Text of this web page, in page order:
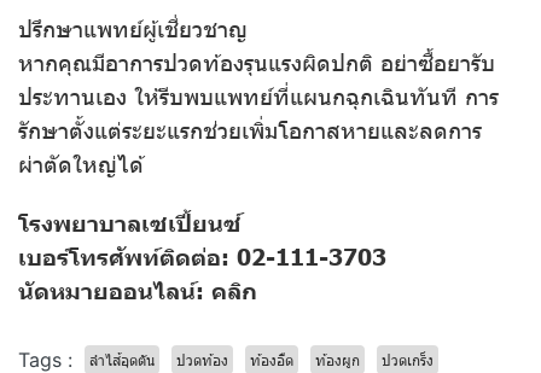
ปรึกษาแพทย์ผู้เชี่ยวชาญ
หากคุณมีอาการปวดท้องรุนแรงผิดปกติ อย่าซื้อยารับ
ประทานเอง ให้รีบพบแพทย์ที่แผนกฉุกเฉินทันที การ
รักษาตั้งแต่ระยะแรกช่วยเพิ่มโอกาสหายและลดการ
ผ่าตัดใหญ่ได้
โรงพยาบาลเซเปี้ยนซ์
เบอร์โทรศัพท์ติดต่อ: 02-111-3703
นัดหมายออนไลน์: คลิก
Tags : ลำไส้อุดตัน ปวดท้อง ท้องอืด ท้องผูก
ปวดเกร็ง